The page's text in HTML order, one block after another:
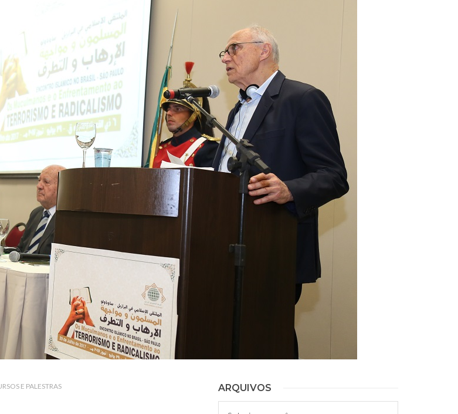
Hejrita. Desejamos a todos os irmãos e irmãs um novo
que
Ibn Al-
NOTÍCIAS
3 DE JULHO DE 2014
Centro Islâmico no Brasil recebe o ex-ministro das
Relações Exteriores da República Islâmica do Irã
Na noite da quinta-feira, 03 de Abril, o Centro Islâmico no Brasil recebeu em sua
sede, em São Paulo, o ex-ministro das Relações Exteriores da República Islâmica
do Irã, Sr. Kamal Kharrazi, que encontra-se visitando
E PALESTRAS
ARQUIVOS
Arquivos